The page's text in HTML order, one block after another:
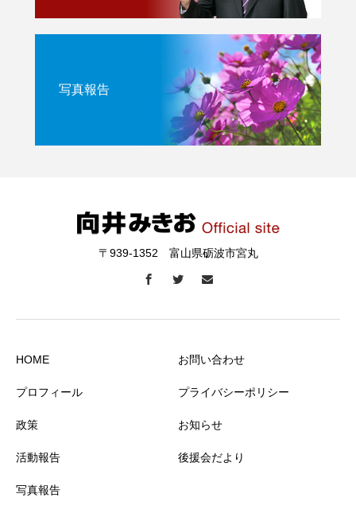
写真報告
〒939-1352 富山県砺波市宮丸
HOME
プロフィール
政策
活動報告
写真報告
お問い合わせ
プライバシーポリシー
お知らせ
後援会だより